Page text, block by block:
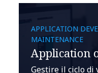
APPLICATION
MAINTENANCE
Application
Gestire il ciclo di